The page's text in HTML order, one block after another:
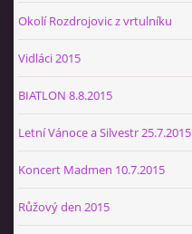
Okolí Rozdrojovic z vrtulníku
Vidláci 2015
BIATLON 8.8.2015
Letní Vánoce a Silvestr 25.7.2015
Koncert Madmen 10.7.2015
Růžový den 2015